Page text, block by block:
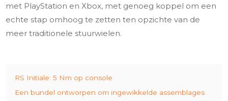
met PlayStation en Xbox, met genoeg koppel om een
echte stap omhoog te zetten ten opzichte van de
meer traditionele stuurwielen.
RS Initiale: 5 Nm op console
Een bundel ontworpen om ingewikkelde assemblages